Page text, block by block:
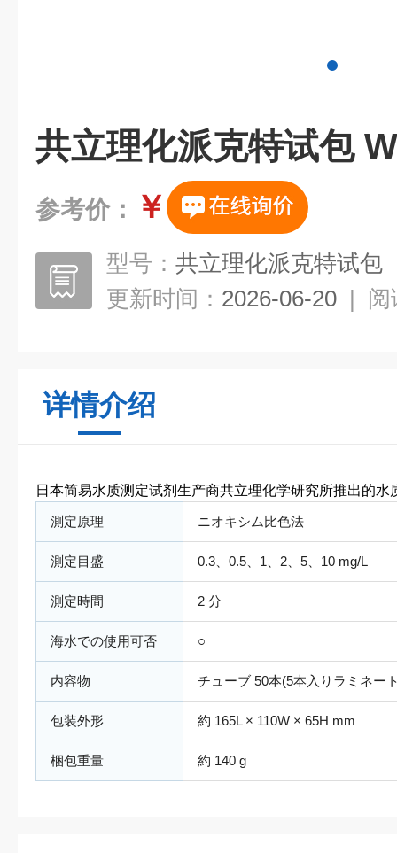
共立理化派克特试包
参考价： ￥
型号： 共立理化派克特试包
更新时间： 2026-06-20 | 阅
详情介绍
日本简易水质测定试剂生产商共立理化学研究所推出的水
測定原理 ニオキシム比色法
測定目盛 0.3、0.5、1、2、5、10 mg/L
測定時間 2 分
海水での使用可否 ○
内容物 チューブ 50本(5本入りラミネー
包装外形 約 165L × 110W × 65H mm
梱包重量 約 140 g